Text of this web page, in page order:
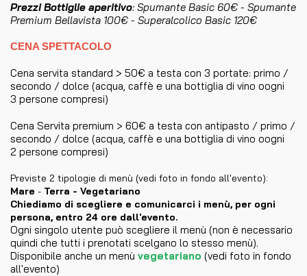
Prezzi Bottiglie aperitivo: Spumante Basic 60€ - Spumante
Premium Bellavista 100€ - Superalcolico Basic 120€
CENA SPETTACOLO
Cena servita standard > 50€ a testa con 3 portate: primo /
secondo / dolce (acqua, caffè e una bottiglia di vino oogni
3 persone compresi)
Cena Servita premium > 60€ a testa con antipasto / primo /
secondo / dolce (acqua, caffè e una bottiglia di vino oogni
2 persone compresi)
Previste 2 tipologie di menù (vedi foto in fondo all'evento):
Mare - Terra - Vegetariano
Chiediamo di scegliere e comunicarci i menù, per ogni
persona, entro 24 ore dall'evento.
Ogni singolo utente può scegliere il menù (non è necessario
quindi che tutti i prenotati scelgano lo stesso menù).
Disponibile anche un menù vegetariano (vedi foto in fondo
all'evento)